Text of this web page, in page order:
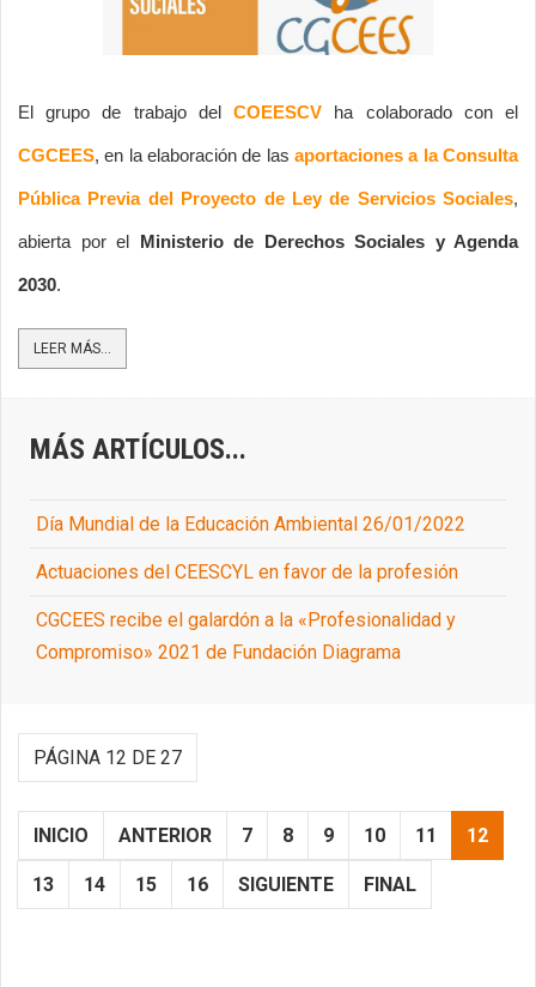
El grupo de trabajo del COEESCV
CGCEES, en la elaboración de las aportaciones a la Consulta
Pública Previa del Proyecto de Ley de Servicios Sociales,
abierta por el Ministerio de Derechos Sociales y Agenda
2030.
LEER MÁS...
MÁS ARTÍCULOS...
Día Mundial de la Educación Ambiental 26/01/2022
Actuaciones del CEESCYL en favor de la profesión
CGCEES recibe el galardón a la «Profesionalidad y
Compromiso» 2021 de Fundación Diagrama
PÁGINA 12 DE 27
INICIO ANTERIOR 7 8 9 10 11 12
13 14 15 16 SIGUIENTE FINAL